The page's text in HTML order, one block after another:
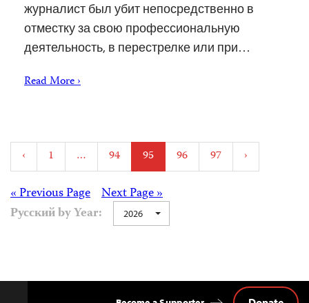
журналист был убит непосредственно в
отместку за свою профессиональную
деятельность, в перестрелке или при…
Read More ›
Posts
pagination
‹ 1 … 94 95 96 97 ›
Posts
navigation
Next Page »
« Previous Page
Русский by Year:
2026